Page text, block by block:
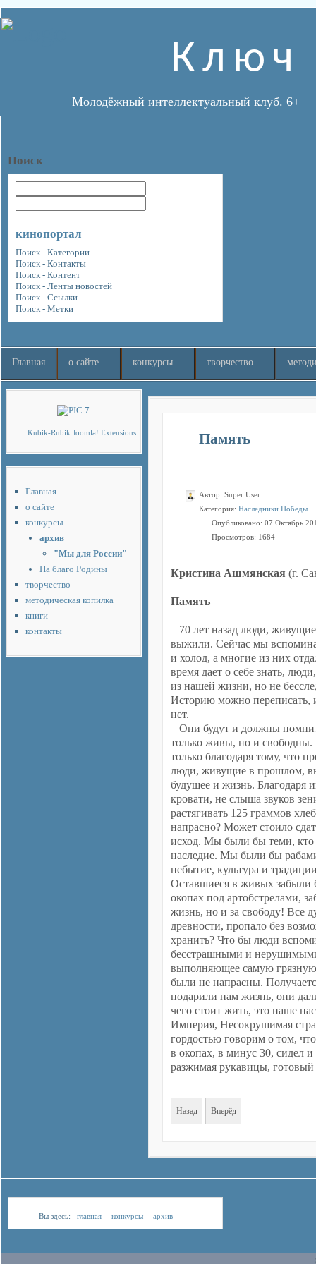
Ключ
Молодёжный интеллектуальный клуб. 6+
Поиск
кинопортал
Поиск - Категории
Поиск - Контакты
Поиск - Контент
Поиск - Ленты новостей
Поиск - Ссылки
Поиск - Метки
Главная о сайте конкурсы творчество
Kubik-Rubik Joomla! Extensions
Главная
о сайте
конкурсы
архив
"Мы для России"
На благо Родины
творчество
методическая копилка
книги
контакты
Память
Автор: Super User
Категория: Наследники Победы
Опубликовано: 07 Октябрь
Просмотров: 1684
Кристина Ашмянская (г.
Память
70 лет назад люди,
выжили. Сейчас мы
и холод, а многие из них
время дает о себе знать,
из нашей жизни, но не
Историю можно переписать,
нет.
Они будут и должны
только живы, но и свободны.
только благодаря тому, что
люди, живущие в прошлом,
будущее и жизнь. Благодаря
кровати, не слыша звуков
растягивать 125 граммов
напрасно? Может стоило
исход. Мы были бы теми, кто
наследие. Мы были бы
небытие, культура и
Оставшиеся в живых забыли
окопах под артобстрелами,
жизнь, но и за свободу! Все
древности, пропало без
хранить? Что бы люди
бесстрашными и
выполняющее самую грязную
были не напрасны.
подарили нам жизнь, они
чего стоит жить, это наше
Империя, Несокрушимая
гордостью говорим о том,
в окопах, в минус 30, сидел
разжимая рукавицы,
Назад Вперёд
Вы здесь: главная конкурсы
архив
Наследники Победы
Память